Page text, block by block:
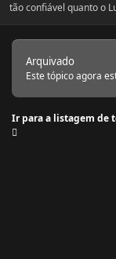
tão confiável quanto o
Arquivado
Este tópico agora
Ir para a listagem de